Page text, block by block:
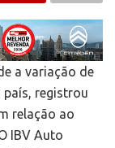
a variação de
país, registrou
relação ao
IBV Auto